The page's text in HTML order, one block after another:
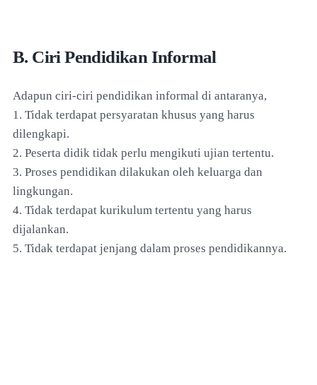
B. Ciri Pendidikan Informal
Adapun ciri-ciri pendidikan informal di antaranya,
1. Tidak terdapat persyaratan khusus yang harus
dilengkapi.
2. Peserta didik tidak perlu mengikuti ujian tertentu.
3. Proses pendidikan dilakukan oleh keluarga dan
lingkungan.
4. Tidak terdapat kurikulum tertentu yang harus
dijalankan.
5. Tidak terdapat jenjang dalam proses pendidikannya.